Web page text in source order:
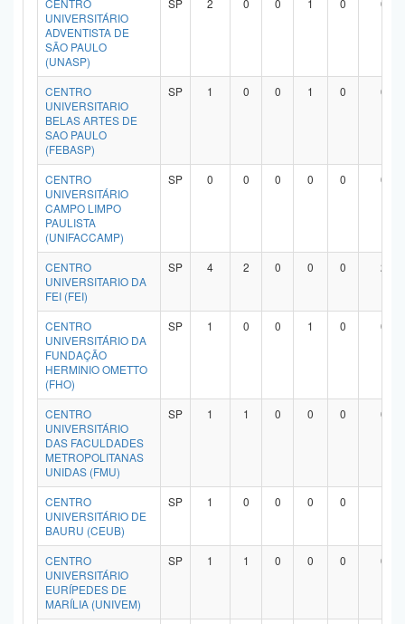
CENTRO
UNIVERSITÁRIO
ADVENTISTA DE
SÃO PAULO
(UNASP)
SP 2 0 0 1 0 0
CENTRO
UNIVERSITARIO
BELAS ARTES DE
SAO PAULO
(FEBASP)
SP 1 0 0 1 0 0
CENTRO
UNIVERSITÁRIO
CAMPO LIMPO
PAULISTA
(UNIFACCAMP)
SP 0 0 0 0 0 0
CENTRO
UNIVERSITARIO DA
FEI (FEI)
SP 4 2 0 0 0 2
CENTRO
UNIVERSITÁRIO DA
FUNDAÇÃO
HERMINIO OMETTO
(FHO)
SP 1 0 0 1 0 0
CENTRO
UNIVERSITÁRIO
DAS FACULDADES
METROPOLITANAS
UNIDAS (FMU)
SP 1 1 0 0 0 0
CENTRO
UNIVERSITÁRIO DE
BAURU (CEUB)
SP 1 0 0 0 0
CENTRO
UNIVERSITÁRIO
EURÍPEDES DE
MARÍLIA (UNIVEM)
SP 1 1 0 0 0 0